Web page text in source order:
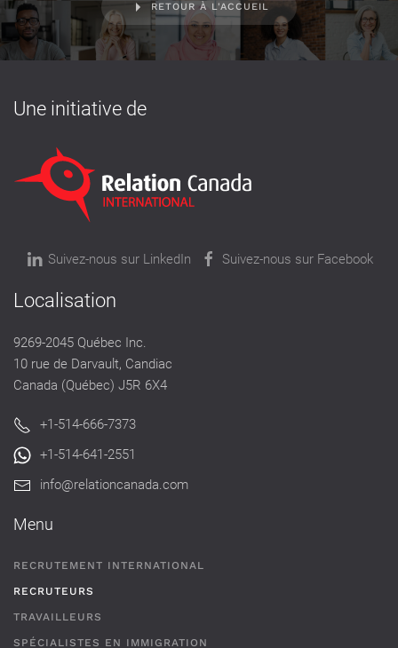
RETOUR À L'ACCUEIL
Une initiative de
Suivez-nous sur LinkedIn Suivez-nous sur Facebook
Localisation
9269-2045 Québec Inc.
10 rue de Darvault, Candiac
Canada (Québec) J5R 6X4
+1-514-666-7373
+1-514-641-2551
info@relationcanada.com
Menu
RECRUTEMENT INTERNATIONAL
RECRUTEURS
TRAVAILLEURS
SPÉCIALISTES EN IMMIGRATION